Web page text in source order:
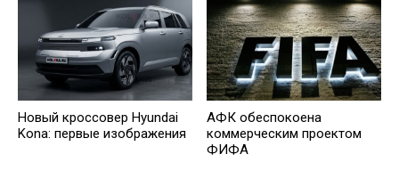
Новый кроссовер Hyundai
Kona: первые изображения
АФК обеспокоена
коммерческим проектом
ФИФА